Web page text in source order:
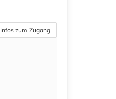
Infos zum Zugang